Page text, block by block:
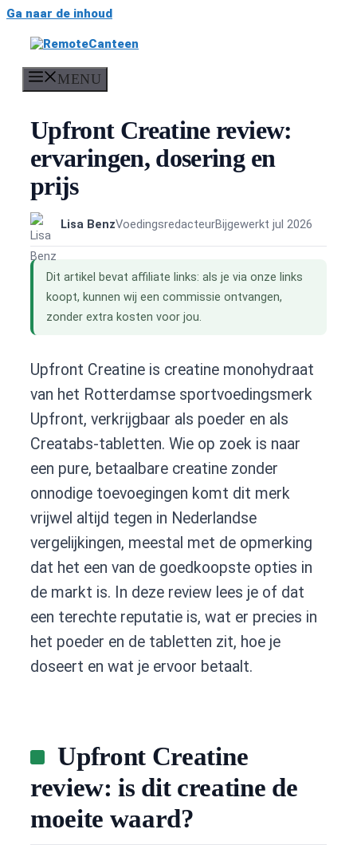
Ga naar de inhoud
MENU
Upfront Creatine review:
ervaringen, dosering en
prijs
Lisa BenzVoedingsredacteurBijgewerkt jul 2026
Dit artikel bevat affiliate links: als je via onze links
koopt, kunnen wij een commissie ontvangen,
zonder extra kosten voor jou.
Upfront Creatine is creatine monohydraat
van het Rotterdamse sportvoedingsmerk
Upfront, verkrijgbaar als poeder en als
Creatabs-tabletten. Wie op zoek is naar
een pure, betaalbare creatine zonder
onnodige toevoegingen komt dit merk
vrijwel altijd tegen in Nederlandse
vergelijkingen, meestal met de opmerking
dat het een van de goedkoopste opties in
de markt is. In deze review lees je of dat
een terechte reputatie is, wat er precies in
het poeder en de tabletten zit, hoe je
doseert en wat je ervoor betaalt.
Upfront Creatine
review: is dit creatine de
moeite waard?